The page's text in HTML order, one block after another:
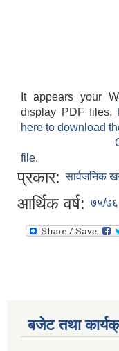
It appears your
display PDF files.
here to download
file.
प्रकार: सार्वजनिक
आर्थिक वर्ष: ७५/७६
बजेट तथा